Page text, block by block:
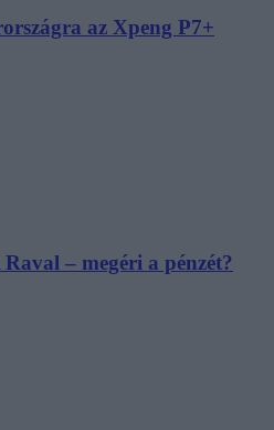
az Xpeng P7+
– megéri a pénzét?